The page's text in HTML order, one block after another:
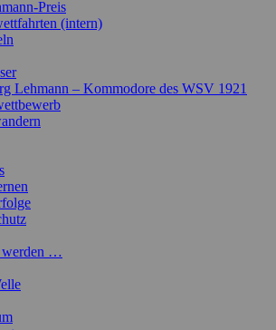
Preis
(intern)
Lehmann – Kommodore des WSV 1921
…